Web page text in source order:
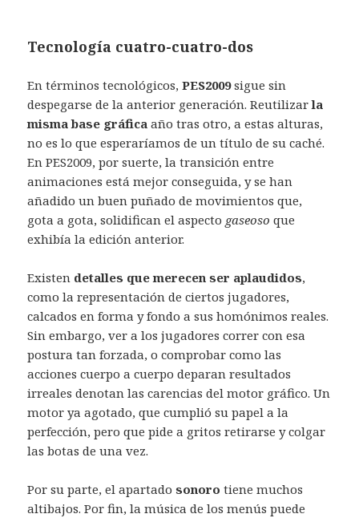
Tecnología cuatro-cuatro-dos
En términos tecnológicos,PES2009sigue sin
despegarse de la anterior generación. Reutilizarla
misma base gráfica año tras otro, a estas alturas,
no es lo que esperaríamos de un título de su caché.
En PES2009, por suerte, la transición entre
animaciones está mejor conseguida, y se han
añadido un buen puñado de movimientos que,
gota a gota, solidifican el aspecto gaseoso que
exhibía la edición anterior.
Existen detalles que merecen ser aplaudidos,
como la representación de ciertos jugadores,
calcados en forma y fondo a sus homónimos reales.
Sin embargo, ver a los jugadores correr con esa
postura tan forzada, o comprobar como las
acciones cuerpo a cuerpo deparan resultados
irreales denotan las carencias del motor gráfico. Un
motor ya agotado, que cumplió su papel a la
perfección, pero que pide a gritos retirarse y colgar
las botas de una vez.
Por su parte, el apartadosonoro tiene muchos
altibajos. Por fin, la música de los menús puede